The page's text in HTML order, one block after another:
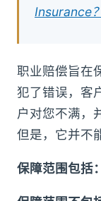
Insurance？
职业赔偿旨在
犯了错误，客
户对您不满，
但是，它并不
保障范围包括：